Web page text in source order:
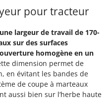
pour tracteur
largeur de travail de 170-
sur des surfaces
homogène en un
dimension permet de
en évitant les bandes de
de coupe à marteaux
aussi bien sur l’herbe haute